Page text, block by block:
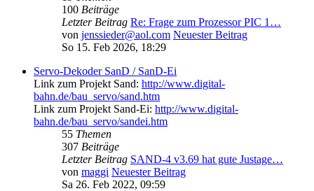
100 Beiträge
Letzter Beitrag Re: Frage zum Prozessor PIC 1…
von jenssieder@aol.com Neuester Beitrag
So 15. Feb 2026, 18:29
Servo-Dekoder SanD / SanD-Ei
Link zum Projekt Sand: http://www.digital-
bahn.de/bau_servo/sand.htm
Link zum Projekt Sand-Ei: http://www.digital-
bahn.de/bau_servo/sandei.htm
55 Themen
307 Beiträge
Letzter Beitrag SAND-4 v3.69 hat gute Justage…
von maggi Neuester Beitrag
Sa 26. Feb 2022, 09:59